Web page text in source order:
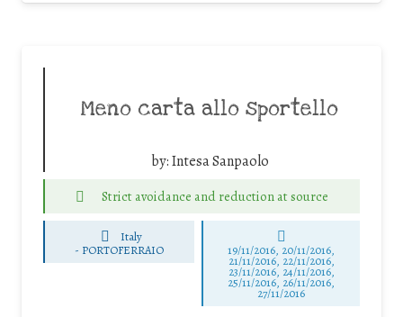
Meno carta allo sportello
by:Intesa Sanpaolo
Strict avoidance and reduction at source
Italy
- PORTOFERRAIO 19/11/2016, 20/11/2016,
21/11/2016, 22/11/2016,
23/11/2016, 24/11/2016,
25/11/2016, 26/11/2016,
27/11/2016